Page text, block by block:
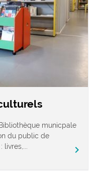
municpale
du public de
chevron_right